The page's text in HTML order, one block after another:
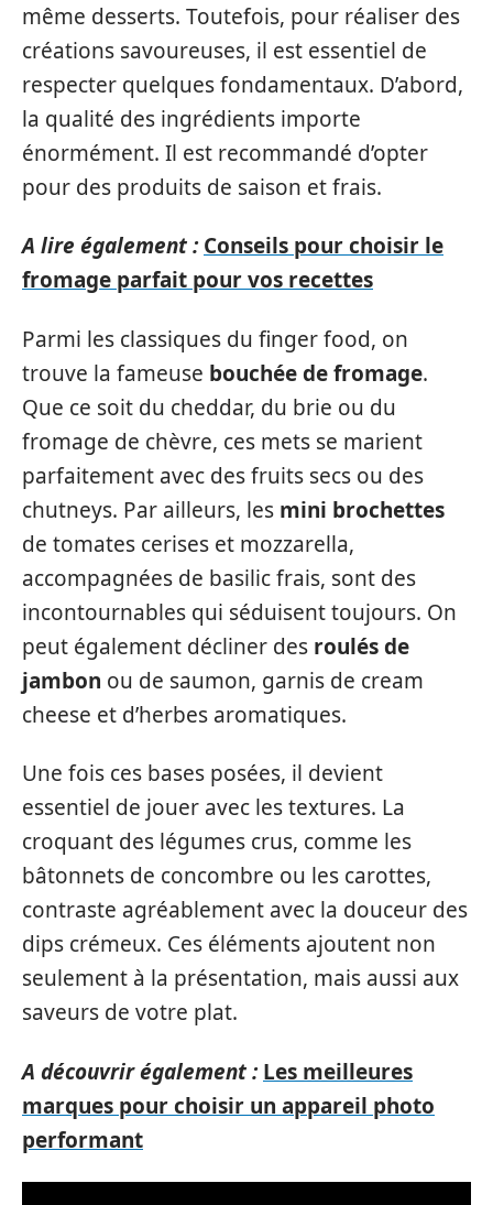
même desserts. Toutefois, pour réaliser des
créations savoureuses, il est essentiel de
respecter quelques fondamentaux. D’abord,
la qualité des ingrédients importe
énormément. Il est recommandé d’opter
pour des produits de saison et frais.
A lire également : Conseils pour choisir le
fromage parfait pour vos recettes
Parmi les classiques du finger food, on
trouve la fameuse bouchée de fromage.
Que ce soit du cheddar, du brie ou du
fromage de chèvre, ces mets se marient
parfaitement avec des fruits secs ou des
chutneys. Par ailleurs, les mini brochettes
de tomates cerises et mozzarella,
accompagnées de basilic frais, sont des
incontournables qui séduisent toujours. On
peut également décliner des roulés de
jambon ou de saumon, garnis de cream
cheese et d’herbes aromatiques.
Une fois ces bases posées, il devient
essentiel de jouer avec les textures. La
croquant des légumes crus, comme les
bâtonnets de concombre ou les carottes,
contraste agréablement avec la douceur des
dips crémeux. Ces éléments ajoutent non
seulement à la présentation, mais aussi aux
saveurs de votre plat.
A découvrir également : Les meilleures
marques pour choisir un appareil photo
performant